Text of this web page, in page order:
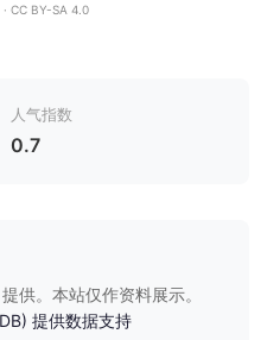
CC BY-SA 4.0
人气指数
0.7
供。本站仅作资料展示。
提供数据支持